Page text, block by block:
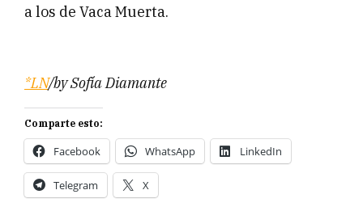
a los de Vaca Muerta.
*LN/by Sofía Diamante
Comparte esto:
Facebook WhatsApp LinkedIn
Telegram X